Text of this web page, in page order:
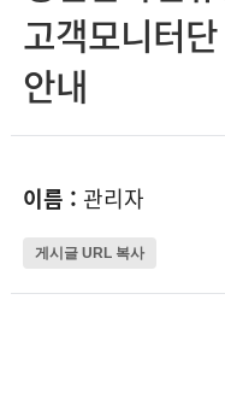
고객모니터
안내
이름 : 관리자
게시글 URL 복사